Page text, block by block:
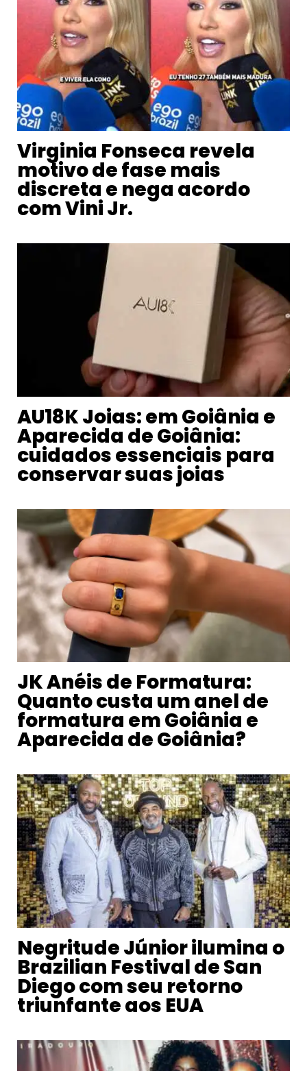
Virginia Fonseca revela
motivo de fase mais
discreta e nega acordo
com Vini Jr.
AU18K Joias: em Goiânia e
Aparecida de Goiânia:
cuidados essenciais para
conservar suas joias
JK Anéis de Formatura:
Quanto custa um anel de
formatura em Goiânia e
Aparecida de Goiânia?
Negritude Júnior ilumina o
Brazilian Festival de San
Diego com seu retorno
triunfante aos EUA